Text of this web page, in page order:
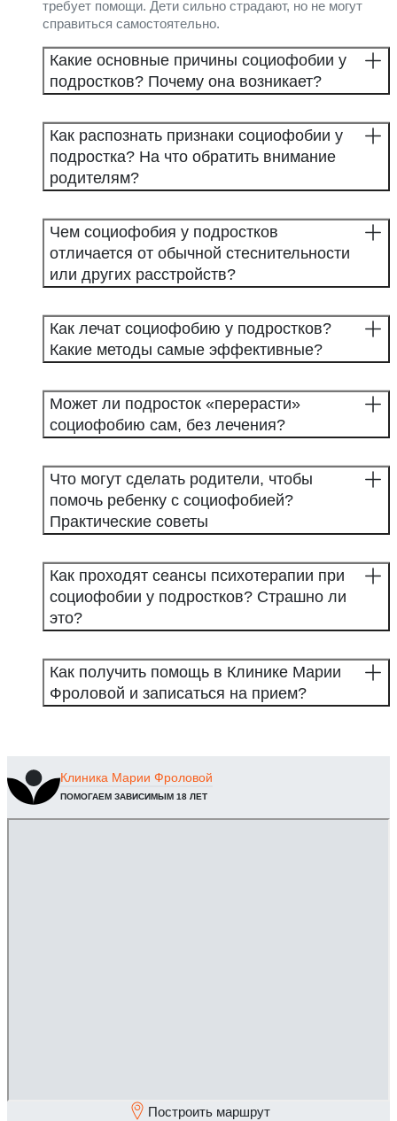
требует помощи. Дети сильно страдают, но не могут
справиться самостоятельно.
Какие основные причины социофобии у
подростков? Почему она возникает?
Как распознать признаки социофобии у
подростка? На что обратить внимание
родителям?
Чем социофобия у подростков
отличается от обычной стеснительности
или других расстройств?
Как лечат социофобию у подростков?
Какие методы самые эффективные?
Может ли подросток «перерасти»
социофобию сам, без лечения?
Что могут сделать родители, чтобы
помочь ребенку с социофобией?
Практические советы
Как проходят сеансы психотерапии при
социофобии у подростков? Страшно ли
это?
Как получить помощь в Клинике Марии
Фроловой и записаться на прием?
Клиника Марии Фроловой
ПОМОГАЕМ ЗАВИСИМЫМ 18 ЛЕТ
Построить маршрут